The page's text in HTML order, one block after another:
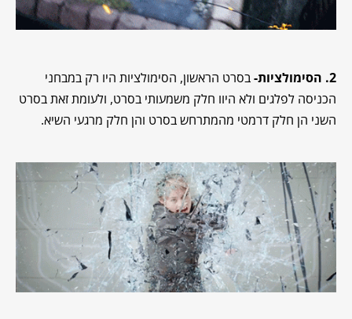
2. הסימולציות-
בסרט הראשון, הסימולציות היו רק במבחני
הכניסה לפלגים ולא היוו חלק משמעותי בסרט, ולעומת זאת בסרט
השני הן חלק דרמטי מהמתרחש בסרט והן חלק מרגעי השיא.